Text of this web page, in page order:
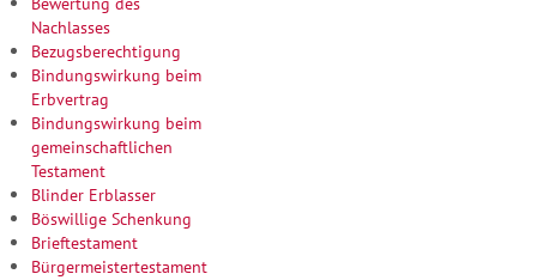
Nachlasses
Bezugsberechtigung
Bindungswirkung beim
Erbvertrag
Bindungswirkung beim
gemeinschaftlichen
Testament
Blinder Erblasser
Böswillige Schenkung
Brieftestament
Bürgermeistertestament